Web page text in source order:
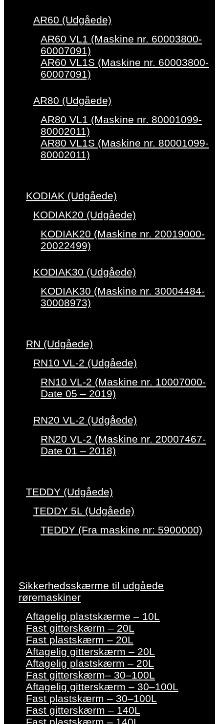
AR60 (Udgåede)
AR60 VL1 (Maskine nr. 60003800-
60007091)
AR60 VL1S (Maskine nr. 60003800-
60007091)
AR80 (Udgåede)
AR80 VL1 (Maskine nr. 80001099-
80002011)
AR80 VL1S (Maskine nr. 80001099-
80002011)
KODIAK (Udgåede)
KODIAK20 (Udgåede)
KODIAK20 (Maskine nr. 20019000-
20022499)
KODIAK30 (Udgåede)
KODIAK30 (Maskine nr. 30004484-
30008973)
RN (Udgåede)
RN10 VL-2 (Udgåede)
RN10 VL-2 (Maskine nr. 10007000-
Date 05 – 2019)
RN20 VL-2 (Udgåede)
RN20 VL-2 (Maskine nr. 20007467-
Date 01 – 2018)
TEDDY (Udgåede)
TEDDY 5L (Udgåede)
TEDDY (Fra maskine nr: 5900000)
Sikkerhedsskærme til udgåede
røremaskiner
Aftagelig plastskærme – 10L
Fast gitterskærm – 20L
Fast plastskærm – 20L
Aftagelig gitterskærm – 20L
Aftagelig plastskærm – 20L
Fast gitterskærm– 30–100L
Aftagelig gitterskærm – 30–100L
Fast plastskærm – 30–100L
Fast gitterskærm – 140L